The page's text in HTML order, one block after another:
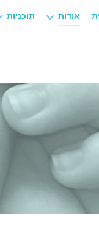
אודות תוכניות